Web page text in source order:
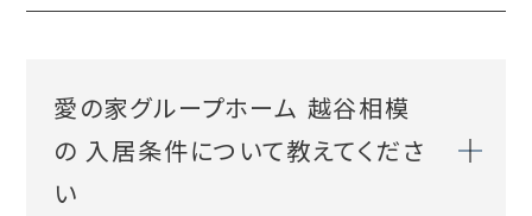
愛の家グループホーム 越谷相模
の 入居条件について教えてくださ
い